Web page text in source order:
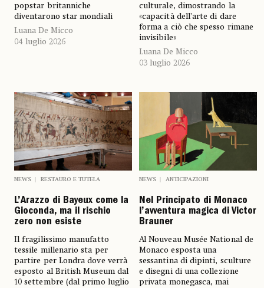
popstar britanniche
diventarono star mondiali
Luana De Micco
04 luglio 2026
culturale, dimostrando la
«capacità dell’arte di dare
forma a ciò che spesso rimane
invisibile»
Luana De Micco
03 luglio 2026
NEWS RESTAURO E TUTELA
L’Arazzo di Bayeux come la
Gioconda, ma il rischio
zero non esiste
Il fragilissimo manufatto
tessile millenario sta per
partire per Londra dove verrà
esposto al British Museum dal
10 settembre (dal primo luglio
NEWS ANTICIPAZIONI
Nel Principato di Monaco
l’avventura magica di Victor
Brauner
Al Nouveau Musée National de
Monaco esposta una
sessantina di dipinti, sculture
e disegni di una collezione
privata monegasca, mai